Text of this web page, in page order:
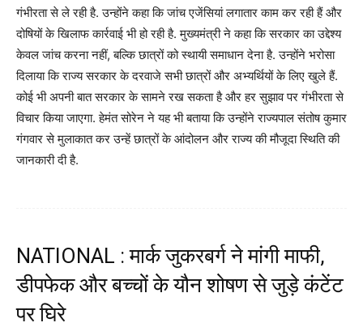
गंभीरता से ले रही है. उन्होंने कहा कि जांच एजेंसियां लगातार काम कर रही हैं और
दोषियों के खिलाफ कार्रवाई भी हो रही है. मुख्यमंत्री ने कहा कि सरकार का उद्देश्य
केवल जांच करना नहीं, बल्कि छात्रों को स्थायी समाधान देना है. उन्होंने भरोसा
दिलाया कि राज्य सरकार के दरवाजे सभी छात्रों और अभ्यर्थियों के लिए खुले हैं.
कोई भी अपनी बात सरकार के सामने रख सकता है और हर सुझाव पर गंभीरता से
विचार किया जाएगा. हेमंत सोरेन ने यह भी बताया कि उन्होंने राज्यपाल संतोष कुमार
गंगवार से मुलाकात कर उन्हें छात्रों के आंदोलन और राज्य की मौजूदा स्थिति की
जानकारी दी है.
NATIONAL : मार्क जुकरबर्ग ने मांगी माफी,
डीपफेक और बच्चों के यौन शोषण से जुड़े कंटेंट
पर घिरे